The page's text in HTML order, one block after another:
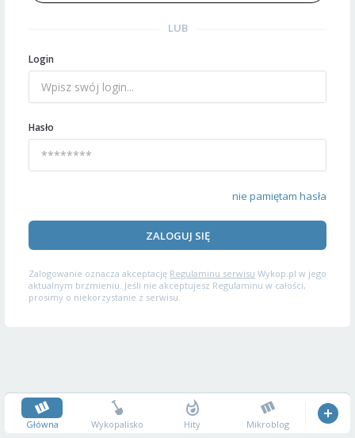
LUB
Login
Hasło
nie pamiętam hasła
ZALOGUJ SIĘ
Zalogowanie oznacza akceptację Regulaminu serwisu Wykop.pl w jego
aktualnym brzmieniu. Jeśli nie akceptujesz Regulaminu w całości,
prosimy o niekorzystanie z serwisu.
Główna Wykopalisko Hity Mikroblog